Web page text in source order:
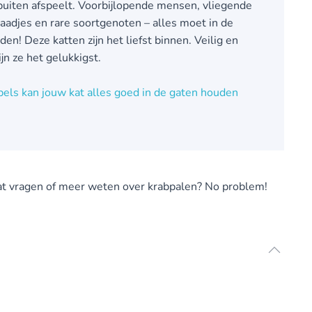
afspeelt. Voorbijlopende mensen, vliegende
en rare soortgenoten – alles moet in de
Deze katten zijn het liefst binnen. Veilig en
ze het gelukkigst.
kan jouw kat alles goed in de gaten houden
of meer weten over krabpalen? No problem!